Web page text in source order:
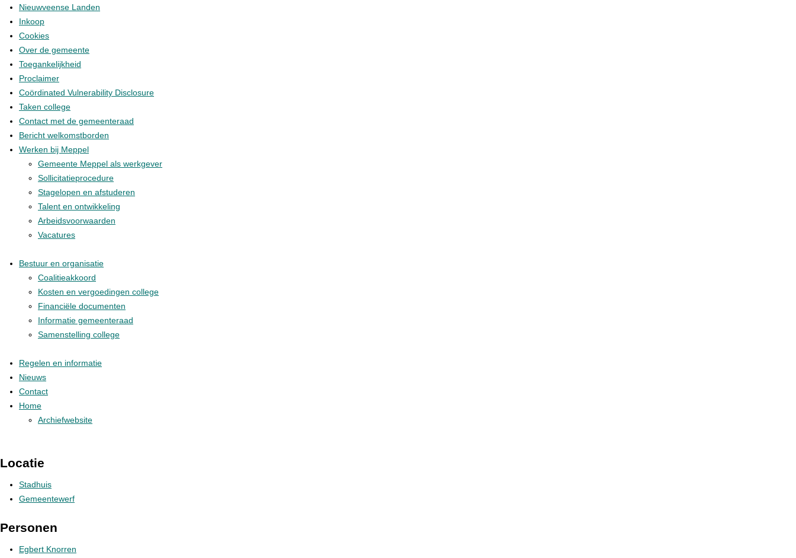
Nieuwveense Landen
Inkoop
Cookies
Over de gemeente
Toegankelijkheid
Proclaimer
Coördinated Vulnerability Disclosure
Taken college
Contact met de gemeenteraad
Bericht welkomstborden
Werken bij Meppel
Gemeente Meppel als werkgever
Sollicitatieprocedure
Stagelopen en afstuderen
Talent en ontwikkeling
Arbeidsvoorwaarden
Vacatures
Bestuur en organisatie
Coalitieakkoord
Kosten en vergoedingen college
Financiële documenten
Informatie gemeenteraad
Samenstelling college
Regelen en informatie
Nieuws
Contact
Home
Archiefwebsite
Locatie
Stadhuis
Gemeentewerf
Personen
Egbert Knorren